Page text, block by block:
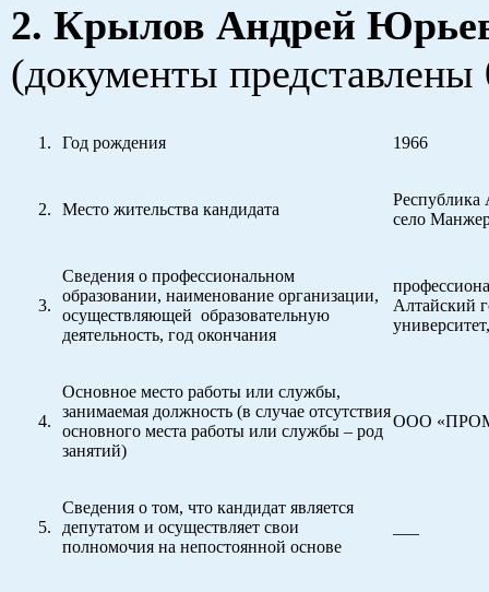
2. Крылов Андрей
(документы
Год рождения 1966
Место жительства кандидата
село
Сведения о профессиональном
образовании, наименование организации,
осуществляющей образовательную
деятельность, год окончания
Алтайский
Основное место работы или службы,
занимаемая должность (в случае отсутствия
основного места работы или службы – род
занятий)
ООО
Сведения о том, что кандидат является
депутатом и осуществляет свои
полномочия на непостоянной основе